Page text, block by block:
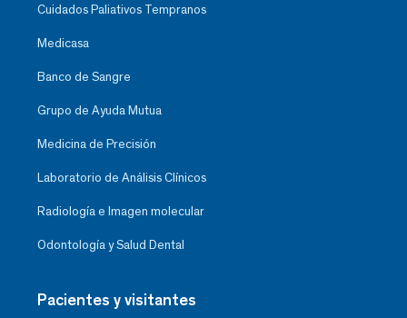
Cuidados Paliativos Tempranos
Medicasa
Banco de Sangre
Grupo de Ayuda Mutua
Medicina de Precisión
Laboratorio de Análisis Clínicos
Radiología e Imagen molecular
Odontología y Salud Dental
Pacientes y visitantes